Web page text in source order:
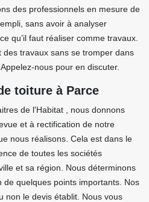
des professionnels en mesure de
sans avoir à analyser
qu’il faut réaliser comme travaux.
travaux sans se tromper dans
nous pour en discuter.
toiture à Parce
de l'Habitat , nous donnons
et à rectification de notre
nous réalisons. Cela est dans le
de toutes les sociétés
et sa région. Nous déterminons
quelques points importants. Nos
non le devis établit. Nous vous